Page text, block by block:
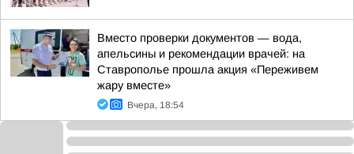
Вместо проверки документов — вода,
апельсины и рекомендации врачей: на
Ставрополье прошла акция «Переживем
жару вместе»
Вчера, 18:54